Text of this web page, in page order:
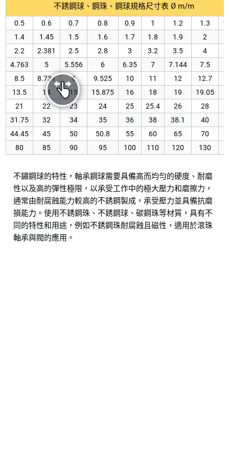
不銹鋼球、鋼珠、鋼球規格尺寸表 Ø m/m
0.5 0.6 0.7 0.8 0.9 1 1.2 1.3
1.4
1.45 1.5 1.6 1.7 1.8 1.9 2
2.2
2.381 2.5 2.8 3 3.2 3.5 4
4.763
5 5.556 6 6.35 7 7.144 7.5
8.5
8.731 9 9.525 10 11 12 12.7
13.5
14 15 15.875 16 18 19 19.05
21
22 23 24 25 25.4 26 28
31.75
32 34 35 36 38 38.1 40
44.45
45 50 50.8 55 60 65 70
80
85 90 95 100 110 120 130
不鏽鋼球的特性，軸承鋼球需要具備高而均勻的硬度、耐磨
性以及高的彈性極限，以承受工作中的極大壓力和磨擦力，
通常由耐腐蝕能力較高的不銹鋼製成，承受壓力並具備抗磨
損能力。使用不銹鋼珠、不銹鋼球、碳鋼珠等材質，具有不
同的特性和用途，例如不銹鋼珠耐腐蝕且磁性，適用於滾珠
軸承與閥的應用。